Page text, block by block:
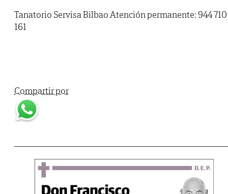
Tanatorio Servisa Bilbao Atención permanente: 944 710
161
Compartir por